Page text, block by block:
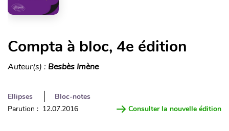
Compta à bloc, 4e édition
Auteur(s) : Besbès Imène
Ellipses
Bloc-notes
Parution : 12.07.2016
Consulter la nouvelle édition